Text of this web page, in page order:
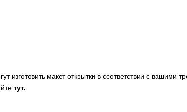
макет открытки в соответствии с вашими
тут.